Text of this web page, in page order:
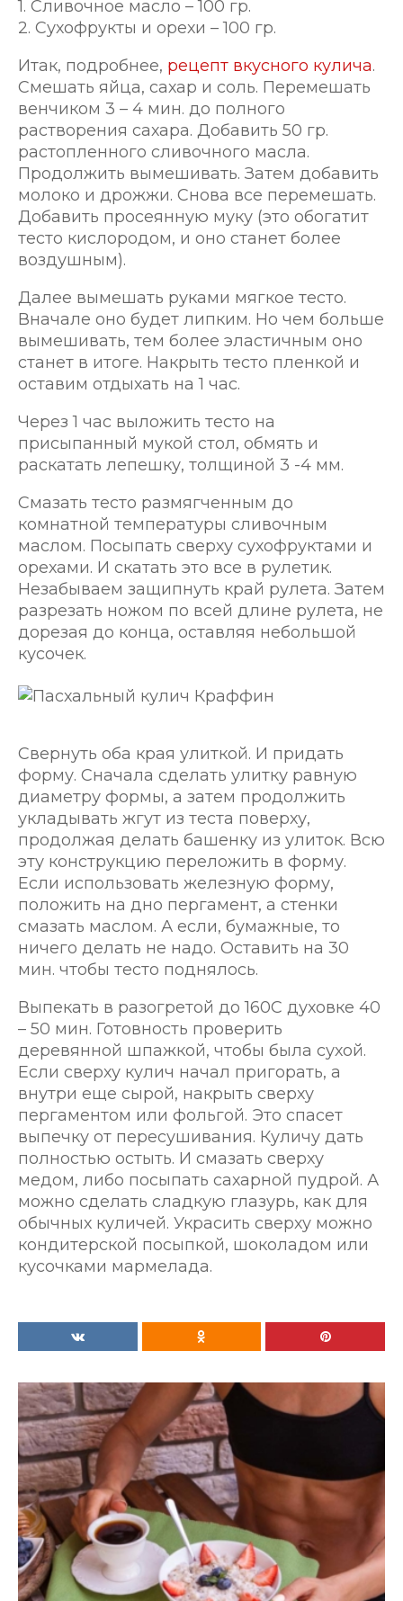
1. Сливочное масло – 100 гр.
2. Сухофрукты и орехи – 100 гр.
Итак, подробнее, рецепт вкусного кулича.
Смешать яйца, сахар и соль. Перемешать
венчиком 3 – 4 мин. до полного
растворения сахара. Добавить 50 гр.
растопленного сливочного масла.
Продолжить вымешивать. Затем добавить
молоко и дрожжи. Снова все перемешать.
Добавить просеянную муку (это обогатит
тесто кислородом, и оно станет более
воздушным).
Далее вымешать руками мягкое тесто.
Вначале оно будет липким. Но чем больше
вымешивать, тем более эластичным оно
станет в итоге. Накрыть тесто пленкой и
оставим отдыхать на 1 час.
Через 1 час выложить тесто на
присыпанный мукой стол, обмять и
раскатать лепешку, толщиной 3 -4 мм.
Смазать тесто размягченным до
комнатной температуры сливочным
маслом. Посыпать сверху сухофруктами и
орехами. И скатать это все в рулетик.
Незабываем защипнуть край рулета. Затем
разрезать ножом по всей длине рулета, не
дорезая до конца, оставляя небольшой
кусочек.
Свернуть оба края улиткой. И придать
форму. Сначала сделать улитку равную
диаметру формы, а затем продолжить
укладывать жгут из теста поверху,
продолжая делать башенку из улиток. Всю
эту конструкцию переложить в форму.
Если использовать железную форму,
положить на дно пергамент, а стенки
смазать маслом. А если, бумажные, то
ничего делать не надо. Оставить на 30
мин. чтобы тесто поднялось.
Выпекать в разогретой до 160С духовке 40
– 50 мин. Готовность проверить
деревянной шпажкой, чтобы была сухой.
Если сверху кулич начал пригорать, а
внутри еще сырой, накрыть сверху
пергаментом или фольгой. Это спасет
выпечку от пересушивания. Куличу дать
полностью остыть. И смазать сверху
медом, либо посыпать сахарной пудрой. А
можно сделать сладкую глазурь, как для
обычных куличей. Украсить сверху можно
кондитерской посыпкой, шоколадом или
кусочками мармелада.